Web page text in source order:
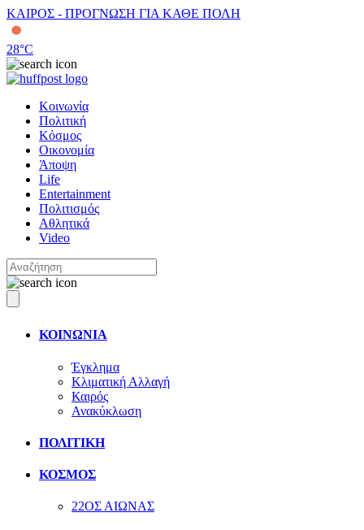
ΚΑΙΡΟΣ - ΠΡΟΓΝΩΣΗ ΓΙΑ ΚΑΘΕ ΠΟΛΗ
28°C
Κοινωνία
Πολιτική
Κόσμος
Οικονομία
Άποψη
Life
Entertainment
Πολιτισμός
Αθλητικά
Video
ΚΟΙΝΩΝΙΑ
Έγκλημα
Κλιματική Αλλαγή
Καιρός
Ανακύκλωση
ΠΟΛΙΤΙΚΗ
ΚΟΣΜΟΣ
22ΟΣ ΑΙΩΝΑΣ